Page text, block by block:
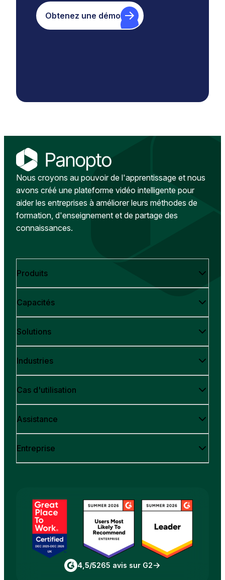
Obtenez une démo
Nous croyons au pouvoir de l'apprentissage et nous
avons créé une plateforme vidéo intelligente pour
aider les entreprises à améliorer leurs méthodes de
formation, d'enseignement et de partage des
connaissances.
Produits
Capacités
Solutions
Industries
Cas d'utilisation
Assistance
Entreprise
4,5/5265 avis sur G2